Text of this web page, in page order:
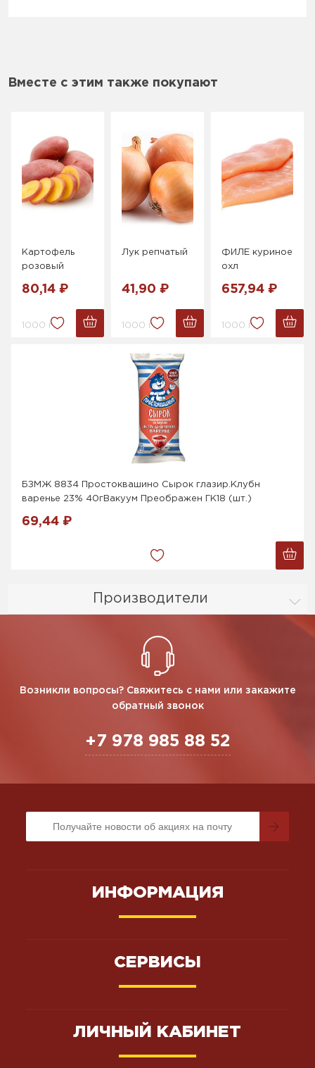
Производители
Вместе с этим также покупают
Картофель
розовый
80,14 ₽
1000 г.
Лук репчатый
41,90 ₽
1000 г.
ФИЛЕ куриное
охл
657,94 ₽
1000 г.
БЗМЖ 8834 Простоквашино Сырок глазир.Клубн
варенье 23% 40гВакуум Преображен ГК18 (шт.)
69,44 ₽
Возникли вопросы? Свяжитесь с нами или закажите
обратный звонок
+7 978 985 88 52
ИНФОРМАЦИЯ
СЕРВИСЫ
ЛИЧНЫЙ КАБИНЕТ